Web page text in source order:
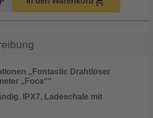
„Fontastic Drahtloser
„Foca““
IPX7, Ladeschale mit